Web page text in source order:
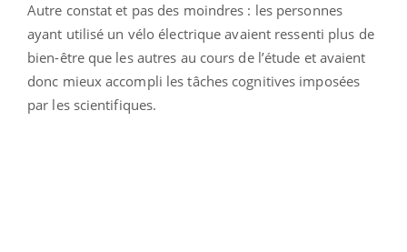
Autre constat et pas des moindres : les personnes
ayant utilisé un vélo électrique avaient ressenti plus de
bien-être que les autres au cours de l’étude et avaient
donc mieux accompli les tâches cognitives imposées
par les scientifiques.